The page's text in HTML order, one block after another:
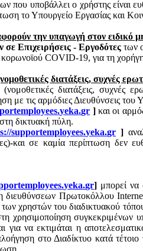
που υποβάλλει ο χρήστης είναι
το Υπουργείο Εργασίας και
την υπαγωγή στον ειδικό
Επιχειρήσεις - Εργοδότες των
κορωνοϊού COVID-19, για τη
διατάξεις, συχνές
διατάξεις, συχνές
με τις αρμόδιες Διευθύνσεις
.yeka.gr ]και οι
δικτυακή πύλη.
://supportemployees.yeka.gr ]
και σε καμία περίπτωση δεν
.yeka.gr] μπορεί να
διευθύνσεων Πρωτοκόλλου
χρηστών του διαδικτυακού
χρησιμοποίηση συγκεκριμένων
για να εκτιμάται η
στο Διαδίκτυο κατά